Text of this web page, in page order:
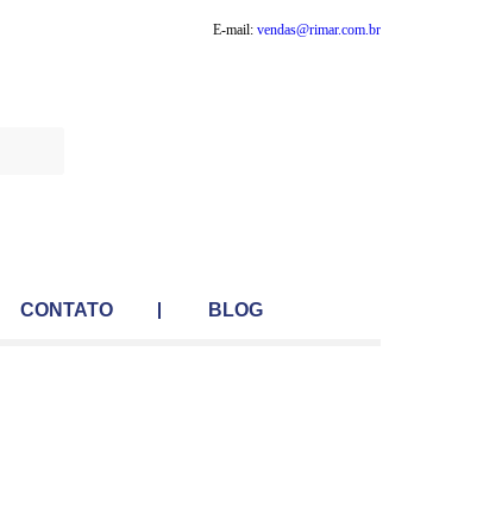
E-mail: vendas@rimar.com.br
CONTATO BLOG